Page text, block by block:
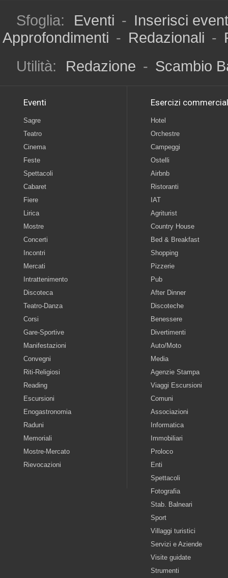
Sfoglia: Eventi - Inserisci
Approfondimenti - Redazionali -
Utilità:
Redazione - Scambio
Eventi
Sagre
Teatro
Cinema
Feste
Spettacoli
Cabaret
Fiere
Lirica
Mostre
Concerti
Incontri
Mercati
Intrattenimento
Discoteca
Teatro-Danza
Corsi
Gare-Sportive
Manifestazioni
Convegni
Riti-Religiosi
Reading
Escursioni
Enogastronomia
Raduni
Memoriali
Mostre-Mercato
Rievocazioni
Esercizi
Hotel
Orchestre
Campeggi
Ostelli
Airbnb
Ristoranti
IAT
Agriturist
Country House
Bed & Breakfast
Shopping
Pizzerie
Pub
After Dinner
Discoteche
Benessere
Divertimenti
Auto/Moto
Media
Agenzie Stampa
Viaggi Escursioni
Comuni
Associazioni
Informatica
Immobiliari
Proloco
Enti
Spettacoli
Fotografia
Stab. Balneari
Sport
Villaggi turistici
Servizi e Aziende
Visite guidate
Strumenti